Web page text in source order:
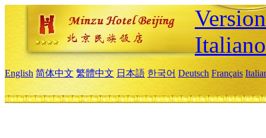
Italiano
English 简体中文 繁體中文 日本語 한국어 Deutsch Français